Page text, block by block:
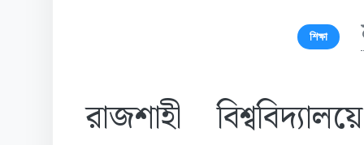
শিক্ষা
রাজশাহী